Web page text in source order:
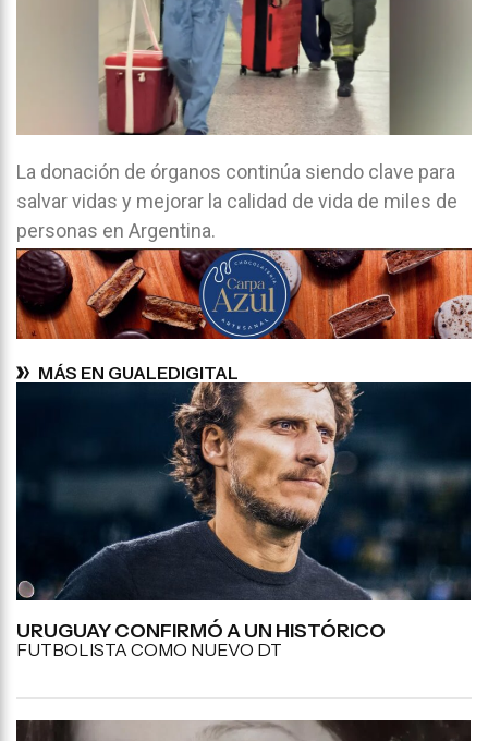
La donación de órganos continúa siendo clave para
salvar vidas y mejorar la calidad de vida de miles de
personas en Argentina.
MÁS EN GUALEDIGITAL
URUGUAY CONFIRMÓ A UN HISTÓRICO
FUTBOLISTA COMO NUEVO DT